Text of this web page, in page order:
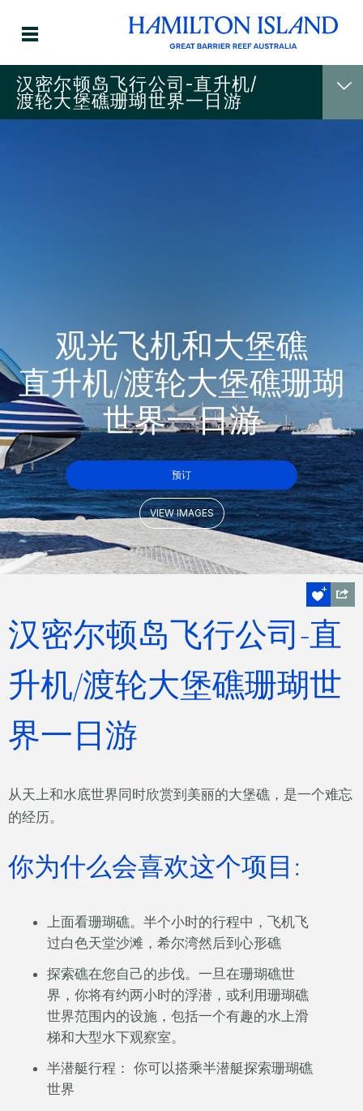
汉密尔顿岛飞行公司-直升机/
渡轮大堡礁珊瑚世界一日游
观光飞机和大堡礁
直升机/渡轮大堡礁珊瑚
世界一日游
预订
VIEW IMAGES
汉密尔顿岛飞行公司-直
升机/渡轮大堡礁珊瑚世
界一日游
从天上和水底世界同时欣赏到美丽的大堡礁，是一个难忘
的经历。
你为什么会喜欢这个项目:
上面看珊瑚礁。半个小时的行程中，飞机飞
过白色天堂沙滩，希尔湾然后到心形礁
探索礁在您自己的步伐。一旦在珊瑚礁世
界，你将有约两小时的浮潜，或利用珊瑚礁
世界范围内的设施，包括一个有趣的水上滑
梯和大型水下观察室。
半潜艇行程： 你可以搭乘半潜艇探索珊瑚礁
世界